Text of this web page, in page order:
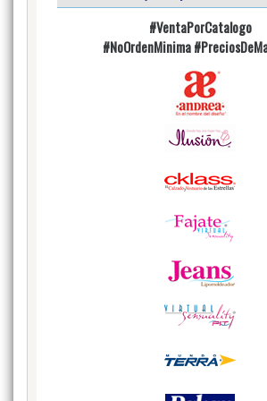
#VentaPorCatalogo
#NoOrdenMinima